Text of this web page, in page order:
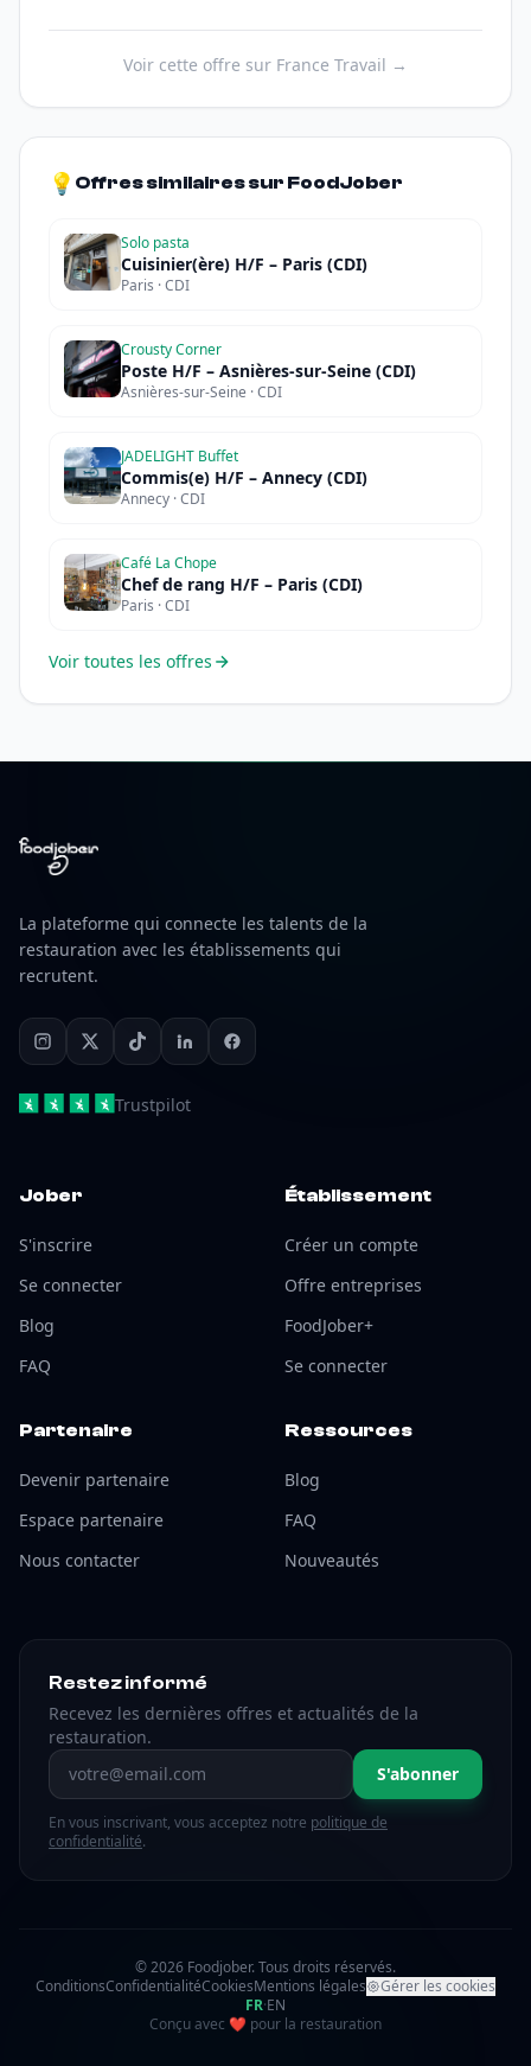
Voir cette offre sur France Travail →
💡 Offres similaires sur FoodJober
Solo pasta
Cuisinier(ère) H/F – Paris (CDI)
Paris · CDI
Crousty Corner
Poste H/F – Asnières-sur-Seine (CDI)
Asnières-sur-Seine · CDI
JADELIGHT Buffet
Commis(e) H/F – Annecy (CDI)
Annecy · CDI
Café La Chope
Chef de rang H/F – Paris (CDI)
Paris · CDI
Voir toutes les offres
La plateforme qui connecte les talents de la
restauration avec les établissements qui
recrutent.
Trustpilot
Jober
S'inscrire
Se connecter
Blog
FAQ
Établissement
Créer un compte
Offre entreprises
FoodJober+
Se connecter
Partenaire
Devenir partenaire
Espace partenaire
Nous contacter
Ressources
Blog
FAQ
Nouveautés
Restez informé
Recevez les dernières offres et actualités de la
restauration.
Adresse email S'abonner
En vous inscrivant, vous acceptez notre politique de
confidentialité.
© 2026 Foodjober. Tous droits réservés.
ConditionsConfidentialitéCookiesMentions légales
Gérer les cookies
FR·EN
Conçu avec ❤ amour
pour la restauration